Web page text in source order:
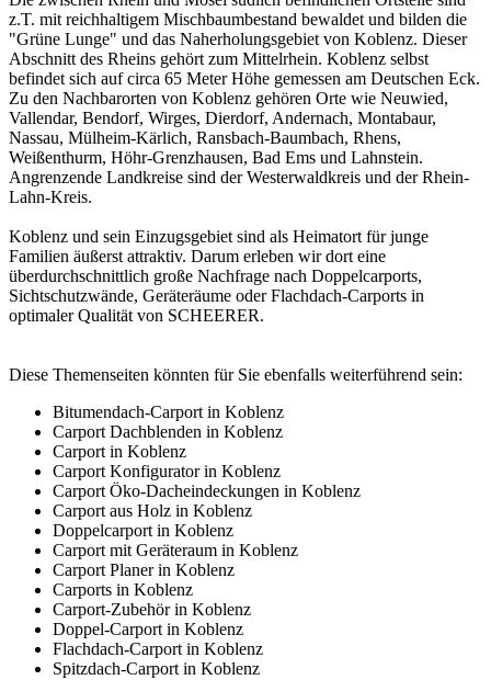
z.T. mit reichhaltigem Mischbaumbestand bewaldet und bilden die
"Grüne Lunge" und das Naherholungsgebiet von Koblenz. Dieser
Abschnitt des Rheins gehört zum Mittelrhein. Koblenz selbst
befindet sich auf circa 65 Meter Höhe gemessen am Deutschen Eck.
Zu den Nachbarorten von Koblenz gehören Orte wie Neuwied,
Vallendar, Bendorf, Wirges, Dierdorf, Andernach, Montabaur,
Nassau, Mülheim-Kärlich, Ransbach-Baumbach, Rhens,
Weißenthurm, Höhr-Grenzhausen, Bad Ems und Lahnstein.
Angrenzende Landkreise sind der Westerwaldkreis und der Rhein-
Lahn-Kreis.
Koblenz und sein Einzugsgebiet sind als Heimatort für junge
Familien äußerst attraktiv. Darum erleben wir dort eine
überdurchschnittlich große Nachfrage nach Doppelcarports,
Sichtschutzwände, Geräteräume oder Flachdach-Carports in
optimaler Qualität von SCHEERER.
Diese Themenseiten könnten für Sie ebenfalls weiterführend sein:
Bitumendach-Carport in Koblenz
Carport Dachblenden in Koblenz
Carport in Koblenz
Carport Konfigurator in Koblenz
Carport Öko-Dacheindeckungen in Koblenz
Carport aus Holz in Koblenz
Doppelcarport in Koblenz
Carport mit Geräteraum in Koblenz
Carport Planer in Koblenz
Carports in Koblenz
Carport-Zubehör in Koblenz
Doppel-Carport in Koblenz
Flachdach-Carport in Koblenz
Spitzdach-Carport in Koblenz